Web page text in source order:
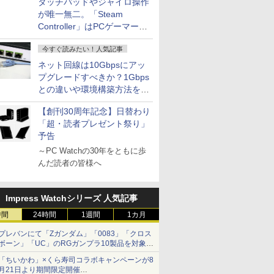
が唯一無二。「Steam
Controller」はPCゲーマーの
最適解だ
今すぐ読みたい！人気記事
ネット回線は10Gbpsにアッ
プグレードすべきか？1Gbps
との違いや環境構築方法を解
説
【創刊30周年記念】日替わり
「超・読者プレゼント祭り」
予告
～PC Watchの30年をともに歩
んだ読者の皆様へ
Impress Watchシリーズ 人気記事
24時間 1週間 1カ月
レバンにて「Zガンダム」「0083」「クロス
ーン」「UC」のRGガンプラ10製品を対象に
た抽選販売が8月10日11時より実施！
ちいかわ」×くら寿司コラボキャンペーンが8
21日より期間限定開催